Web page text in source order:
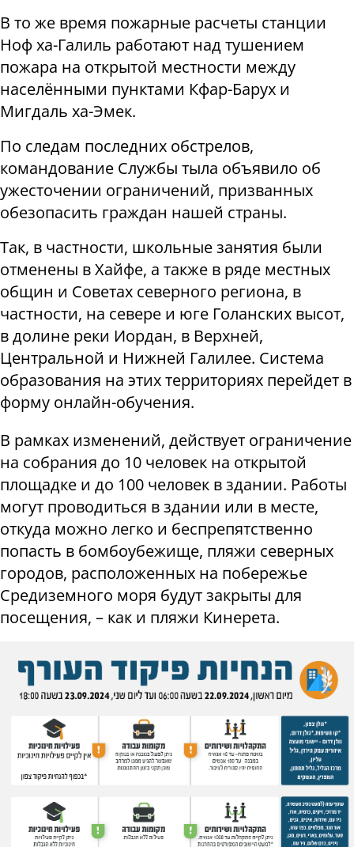
В то же время пожарные расчеты станции
Ноф ха-Галиль работают над тушением
пожара на открытой местности между
населёнными пунктами Кфар-Барух и
Мигдаль ха-Эмек.
По следам последних обстрелов,
командование Службы тыла объявило об
ужесточении ограничений, призванных
обезопасить граждан нашей страны.
Так, в частности, школьные занятия были
отменены в Хайфе, а также в ряде местных
общин и Советах северного региона, в
частности, на севере и юге Голанских высот,
в долине реки Иордан, в Верхней,
Центральной и Нижней Галилее. Система
образования на этих территориях перейдет в
форму онлайн-обучения.
В рамках изменений, действует ограничение
на собрания до 10 человек на открытой
площадке и до 100 человек в здании. Работы
могут проводиться в здании или в месте,
откуда можно легко и беспрепятственно
попасть в бомбоубежище, пляжи северных
городов, расположенных на побережье
Средиземного моря будут закрыты для
посещения, – как и пляжи Кинерета.